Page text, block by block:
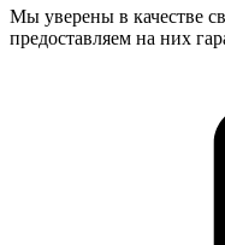
Мы уверены в качестве
предоставляем на них